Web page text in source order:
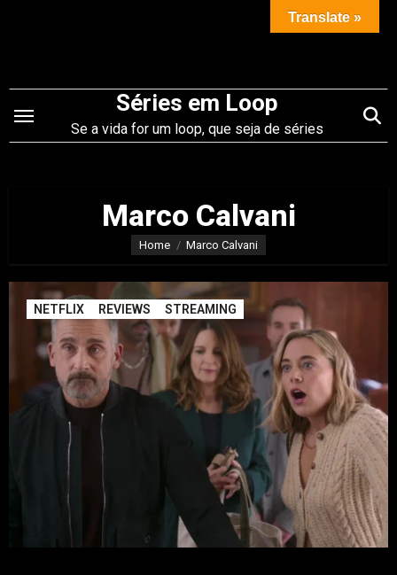
conteúdo
Séries em Loop
Se a vida for um loop, que seja de séries
Marco Calvani
Home Marco Calvani
NETFLIX REVIEWS STREAMING
Translate »